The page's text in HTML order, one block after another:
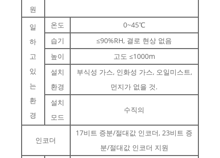
원
일
하
고
있
는
환
경
온도
0~45℃
습기
≤90%RH, 결로 현상 없음
높이
고도 ≤1000m
설치
환경
부식성 가스, 인화성 가스, 오일미스트,
먼지가 없을 것.
설치
모드
수직의
인코더
17비트 증분/절대값 인코더, 23비트 증
분/절대값 인코더 지원